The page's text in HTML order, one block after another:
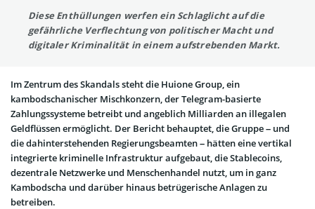
Diese Enthüllungen werfen ein Schlaglicht auf die
gefährliche Verflechtung von politischer Macht und
digitaler Kriminalität in einem aufstrebenden Markt.
Im Zentrum des Skandals steht die Huione Group, ein
kambodschanischer Mischkonzern, der Telegram-basierte
Zahlungssysteme betreibt und angeblich Milliarden an illegalen
Geldflüssen ermöglicht. Der Bericht behauptet, die Gruppe – und
die dahinterstehenden Regierungsbeamten – hätten eine vertikal
integrierte kriminelle Infrastruktur aufgebaut, die Stablecoins,
dezentrale Netzwerke und Menschenhandel nutzt, um in ganz
Kambodscha und darüber hinaus betrügerische Anlagen zu
betreiben.